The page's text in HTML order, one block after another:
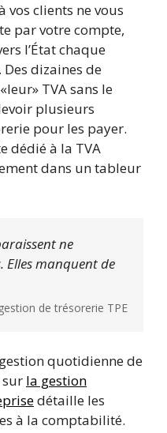
vos clients ne vous
par votre compte,
l’État chaque
dizaines de
TVA sans le
plusieurs
pour les payer.
dédié à la TVA
dans un tableur
ne
Elles manquent de
de trésorerie TPE
quotidienne de
la gestion
détaille les
à la comptabilité.